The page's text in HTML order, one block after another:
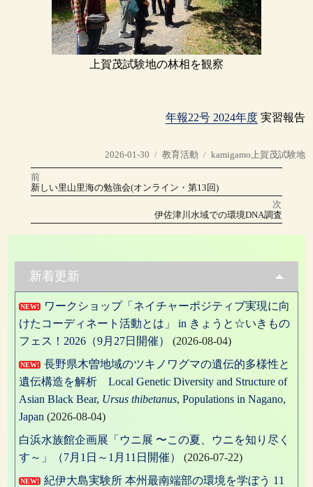
上賀茂試験地の林相を観察
年報22号 2024年度実習報告
投
稿
日:
2026-01-30
カ
テ
ゴ
リ
ー
教育活動
タ
グ
kamigamo上賀茂試験地
投
ナ
ゲ
ー
シ
ョ
ン
前
前
の
新しい里山里海の勉強会(オンライン・第13回)
次
の
伊佐津川水域での環境DNA調査
新着更新
NEW!
ワークショップ「ネイチャーポジティブ実現に向
けたコーディネート活動とは」 in きょうと☆いきもの
フェス！2026（9月27日開催）
(2026-08-04)
NEW!
長野県木曽地域のツキノワグマの遺伝的多様性と
遺伝構造を解析 Local Genetic Diversity and Structure of
Asian Black Bear, Ursus thibetanus, Populations in Nagano,
Japan (2026-08-04)
白浜水族館企画展「ウニ展 〜この夏、ウニを知り尽く
す～」（7月1日～1月11日開催）
(2026-07-22)
NEW!
紀伊大島実験所 本州最南端部の環境を学ぼう 11